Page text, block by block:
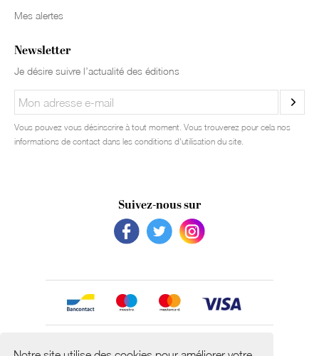
Mes alertes
Newsletter
Je désire suivre l’actualité des éditions
Vous pouvez vous désinscrire à tout moment. Vous trouverez pour cela nos
informations de contact dans les conditions d'utilisation du site.
Suivez-nous sur